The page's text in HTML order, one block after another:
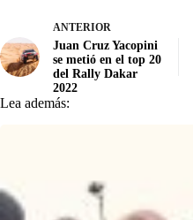
ANTERIOR
Juan Cruz Yacopini
se metió en el top 20
del Rally Dakar
2022
Lea además: